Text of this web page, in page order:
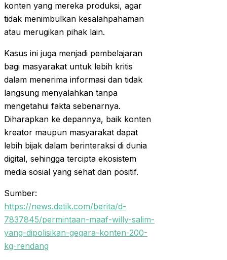
konten yang mereka produksi, agar
tidak menimbulkan kesalahpahaman
atau merugikan pihak lain.
Kasus ini juga menjadi pembelajaran
bagi masyarakat untuk lebih kritis
dalam menerima informasi dan tidak
langsung menyalahkan tanpa
mengetahui fakta sebenarnya.
Diharapkan ke depannya, baik konten
kreator maupun masyarakat dapat
lebih bijak dalam berinteraksi di dunia
digital, sehingga tercipta ekosistem
media sosial yang sehat dan positif.
Sumber:
https://news.detik.com/berita/d-
7837845/permintaan-maaf-willy-salim-
yang-dipolisikan-gegara-konten-200-
kg-rendang